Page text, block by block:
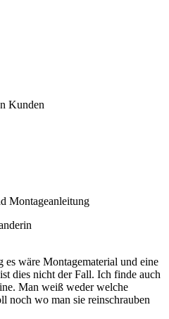
Kunden
Montageanleitung
es wäre Montagematerial und eine
dies nicht der Fall. Ich finde auch
Man weiß weder welche
noch wo man sie reinschrauben